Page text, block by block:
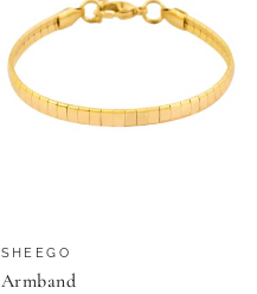
SHEEGO
Armband